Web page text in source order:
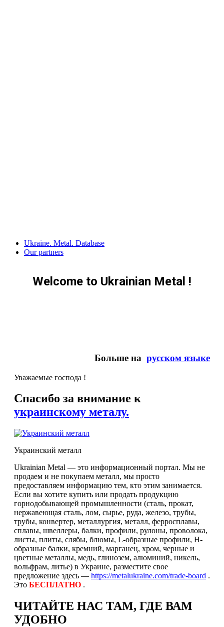
content
Ukraine. Metal. Database
Our partners
Welcome to Ukrainian Metal !
Больше на русском языке
Уважаемые господа !
Спасибо за внимание к
украинскому металу.
Украинский металл
Ukrainian Metal — это информационный портал. Мы не
продаем и не покупаем металл, мы просто
предоставляем информацию тем, кто этим занимается.
Если вы хотите купить или продать продукцию
горнодобывающей промышленности (сталь, прокат,
нержавеющая сталь, лом, сырье, руда, железо, трубы,
трубы, конвертер, металлургия, металл, ферросплавы,
сплавы, швеллеры, балки, профили, рулоны, проволока,
листы, плиты, слябы, блюмы, L-образные профили, H-
образные балки, кремний, марганец, хром, черные и
цветные металлы, медь, глинозем, алюминий, никель,
вольфрам, литье) в Украине, разместите свое
предложение здесь — https://metalukraine.com/trade-board .
Это БЕСПЛАТНО .
ЧИТАЙТЕ НАС ТАМ, ГДЕ ВАМ
УДОБНО